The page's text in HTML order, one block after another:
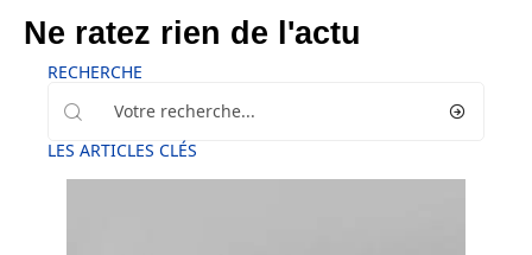
Ne ratez rien de l'actu
RECHERCHE
LES ARTICLES CLÉS